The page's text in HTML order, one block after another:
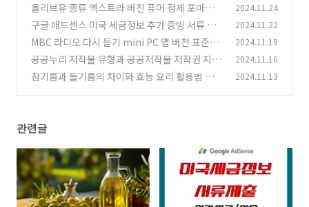
올리브유 종류 엑스트라 버진 퓨어 정제 포마스
비교 산도 효능 보관 방법 (0)
2024.11.24
구글 애드센스 미국 세금정보 추가 증빙 서류 여
권이 안되면 이 서류로 해결!
(0)
2024.11.22
MBC 라디오 다시 듣기 mini PC 앱 버전 표준FM
듣기 및 편성표 주파수 (0)
2024.11.19
공공누리 저작물 유형과 공공저작물 저작권 지켜
야할 사항과 금지 사항
(0)
2024.11.16
참기름과 들기름의 차이와 효능 요리 활용법 보관
2024.11.13
관련글